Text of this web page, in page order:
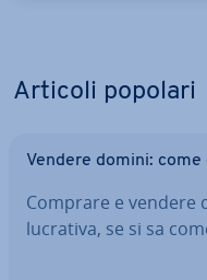
Articoli popolari
Vendere domini:
Comprare e vendere
lucrativa, se si sa